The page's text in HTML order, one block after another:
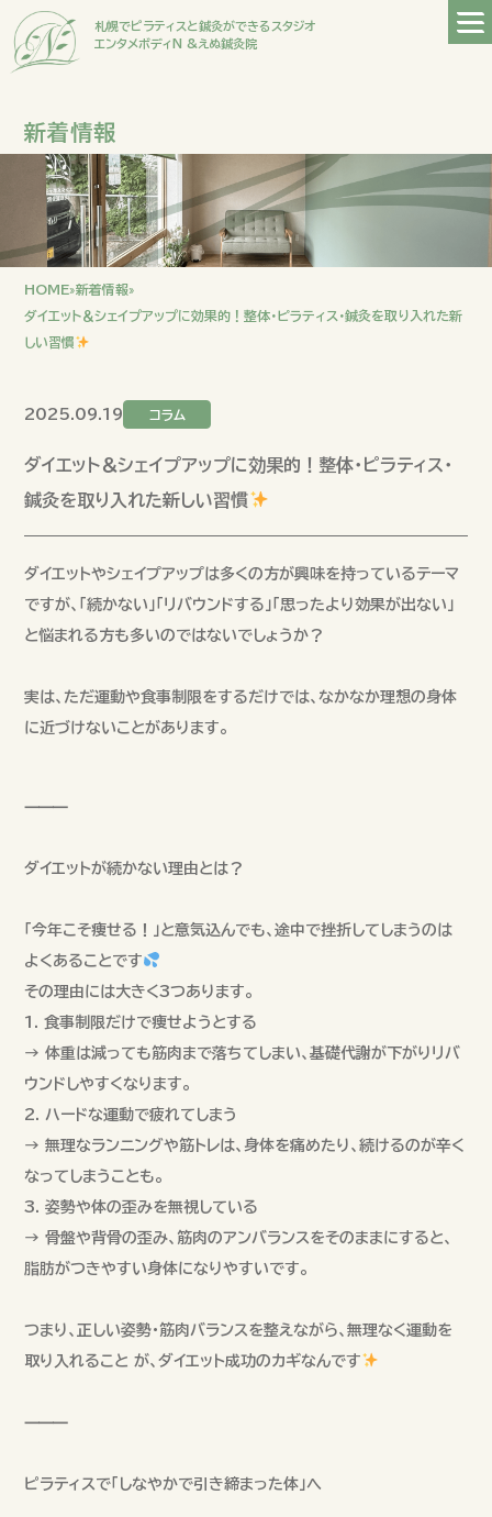
札幌でピラティスと鍼灸ができるスタジオ
エンタメボディN &えぬ鍼灸院
新着情報
HOME»新着情報»
ダイエット＆シェイプアップに効果的！整体・ピラティス・鍼灸を取り入れた新
しい習慣
2025.09.19 コラム
ダイエット＆シェイプアップに効果的！整体・ピラティス・
鍼灸を取り入れた新しい習慣
ダイエットやシェイプアップは多くの方が興味を持っているテーマ
ですが、「続かない」「リバウンドする」「思ったより効果が出ない」
と悩まれる方も多いのではないでしょうか？
実は、ただ運動や食事制限をするだけでは、なかなか理想の身体
に近づけないことがあります。
⸻
ダイエットが続かない理由とは？
「今年こそ痩せる！」と意気込んでも、途中で挫折してしまうのは
よくあることです
その理由には大きく3つあります。
1. 食事制限だけで痩せようとする
→ 体重は減っても筋肉まで落ちてしまい、基礎代謝が下がりリバ
ウンドしやすくなります。
2. ハードな運動で疲れてしまう
→ 無理なランニングや筋トレは、身体を痛めたり、続けるのが辛く
なってしまうことも。
3. 姿勢や体の歪みを無視している
→ 骨盤や背骨の歪み、筋肉のアンバランスをそのままにすると、
脂肪がつきやすい身体になりやすいです。
つまり、正しい姿勢・筋肉バランスを整えながら、無理なく運動を
取り入れること が、ダイエット成功のカギなんです
⸻
ピラティスで「しなやかで引き締まった体」へ